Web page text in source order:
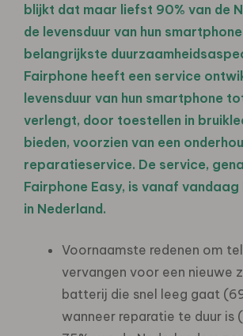
blijkt dat maar liefst 90% van de
de levensduur van hun
belangrijkste
Fairphone heeft een service
levensduur van hun smartphone
verlengt, door toestellen in
bieden, voorzien van een
reparatieservice. De service,
Fairphone Easy, is vanaf
in Nederland.
Voornaamste redenen om
vervangen voor een nieuwe
batterij die snel leeg gaat
wanneer reparatie te duur is